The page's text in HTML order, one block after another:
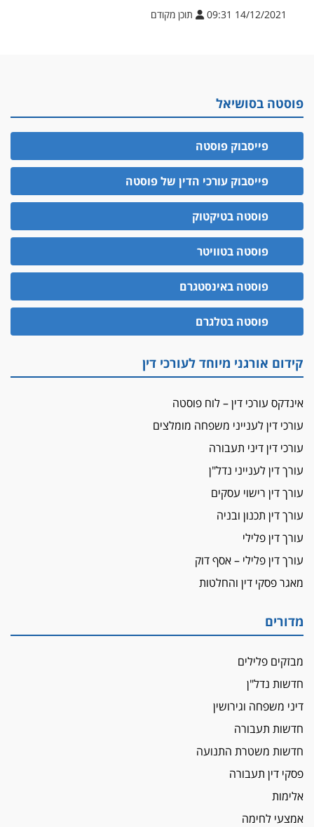
14/12/2021 09:31 תוכן מקודם
פוסטה בסושיאל
פייסבוק פוסטה
פייסבוק עורכי הדין של פוסטה
פוסטה בטיקטוק
פוסטה בטוויטר
פוסטה באינסטגרם
פוסטה בטלגרם
קידום אורגני מיוחד לעורכי דין
אינדקס עורכי דין – לוח פוסטה
עורכי דין לענייני משפחה מומלצים
עורכי דין דיני תעבורה
עורך דין לענייני נדל"ן
עורך דין רישוי עסקים
עורך דין תכנון ובניה
עורך דין פלילי
עורך דין פלילי – אסף דוק
מאגר פסקי דין והחלטות
מדורים
מבזקים פלילים
חדשות נדל"ן
דיני משפחה וגירושין
חדשות תעבורה
חדשות משטרת התנועה
פסקי דין תעבורה
אלימות
אמצעי לחימה